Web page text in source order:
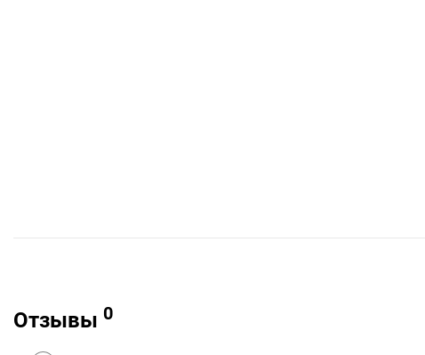
Отзывы 0